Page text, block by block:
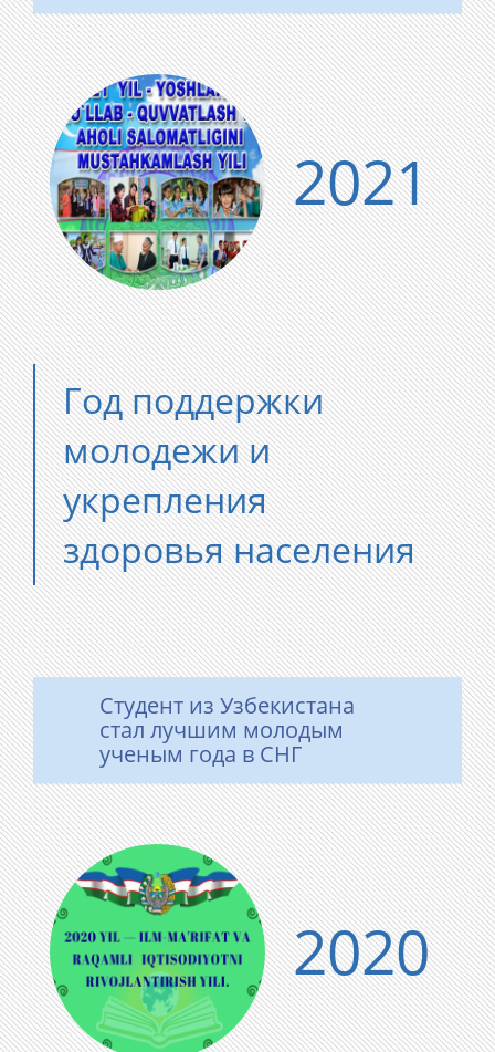
2021
Год поддержки
молодежи и
укрепления
здоровья населения
Студент из Узбекистана
стал лучшим молодым
ученым года в СНГ
2020